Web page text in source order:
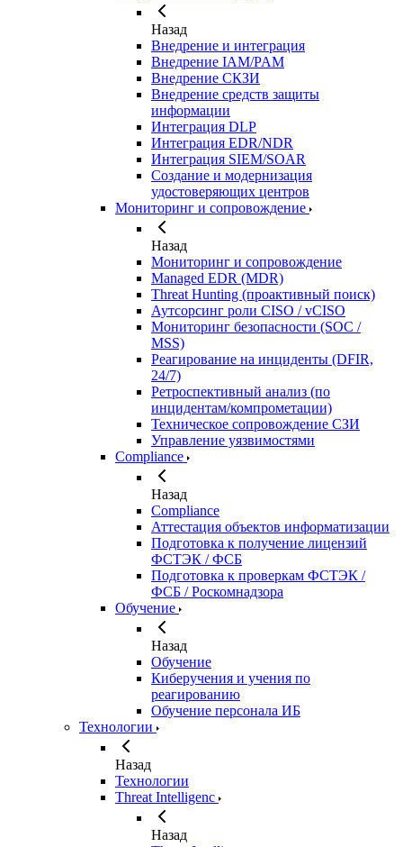
Назад
Внедрение и интеграция
Внедрение IAM/PAM
Внедрение СКЗИ
Внедрение средств защиты
информации
Интеграция DLP
Интеграция EDR/NDR
Интеграция SIEM/SOAR
Создание и модернизация
удостоверяющих центров
Мониторинг и сопровождение
Назад
Мониторинг и сопровождение
Managed EDR (MDR)
Threat Hunting (проактивный поиск)
Аутсорсинг роли CISO / vCISO
Мониторинг безопасности (SOC /
MSS)
Реагирование на инциденты (DFIR,
24/7)
Ретроспективный анализ (по
инцидентам/компрометации)
Техническое сопровождение СЗИ
Управление уязвимостями
Compliance
Назад
Compliance
Аттестация объектов информатизации
Подготовка к получение лицензий
ФСТЭК / ФСБ
Подготовка к проверкам ФСТЭК /
ФСБ / Роскомнадзора
Обучение
Назад
Обучение
Киберучения и учения по
реагированию
Обучение персонала ИБ
Технологии
Назад
Технологии
Threat Intelligenc
Назад